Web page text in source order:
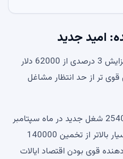
امید جدید
بیت کوین در روز جمعه با افزایش 3 درصدی از 62000 دلار
تر از حد انتظار مشاغل
این گزارش نشان داد که 254000 شغل جدید در ماه سپتامبر
ایجاد شده است. این رقم بسیار بالاتر از تخمین 140000
قوی بودن اقتصاد ایالات